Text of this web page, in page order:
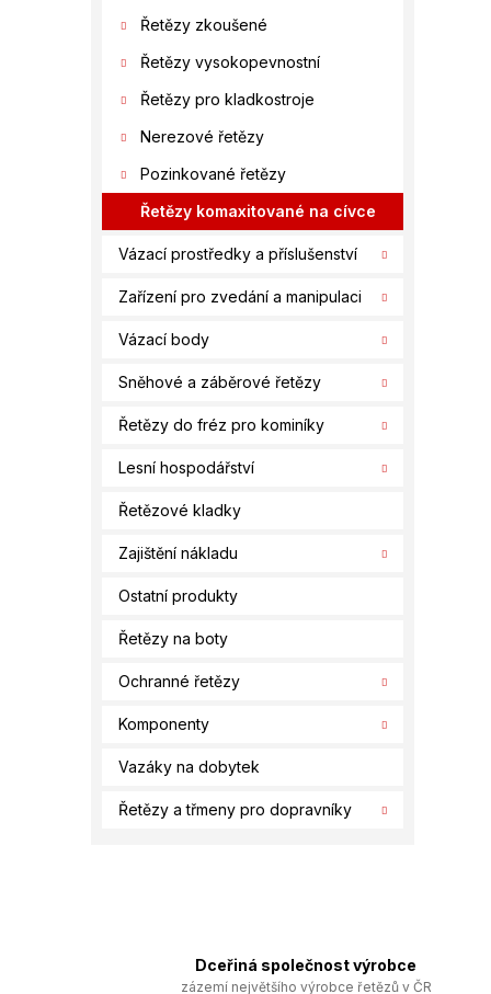
Řetězy zkoušené
Řetězy vysokopevnostní
Řetězy pro kladkostroje
Nerezové řetězy
Pozinkované řetězy
Řetězy komaxitované na cívce
Vázací prostředky a příslušenství
Zařízení pro zvedání a manipulaci
Vázací body
Sněhové a záběrové řetězy
Řetězy do fréz pro kominíky
Lesní hospodářství
Řetězové kladky
Zajištění nákladu
Ostatní produkty
Řetězy na boty
Ochranné řetězy
Komponenty
Vazáky na dobytek
Řetězy a třmeny pro dopravníky
Dceřiná společnost výrobce
zázemí největšího výrobce řetězů v ČR